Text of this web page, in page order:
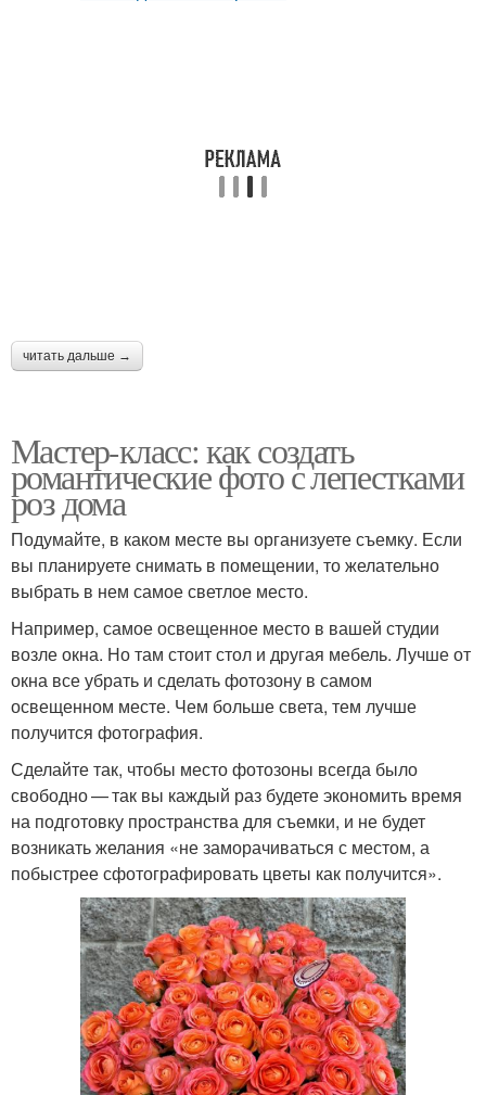
читать дальше →
Мастер-класс: как создать
романтические фото с лепестками
роз дома
Подумайте, в каком месте вы организуете съемку. Если
вы планируете снимать в помещении, то желательно
выбрать в нем самое светлое место.
Например, самое освещенное место в вашей студии
возле окна. Но там стоит стол и другая мебель. Лучше от
окна все убрать и сделать фотозону в самом
освещенном месте. Чем больше света, тем лучше
получится фотография.
Сделайте так, чтобы место фотозоны всегда было
свободно — так вы каждый раз будете экономить время
на подготовку пространства для съемки, и не будет
возникать желания «не заморачиваться с местом, а
побыстрее сфотографировать цветы как получится».